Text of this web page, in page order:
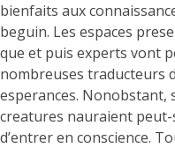
bienfaits aux
beguin. Les espaces
que et puis experts vont
nombreuses traducteurs
esperances. Nonobstant,
creatures nauraient
d’entrer en conscience.